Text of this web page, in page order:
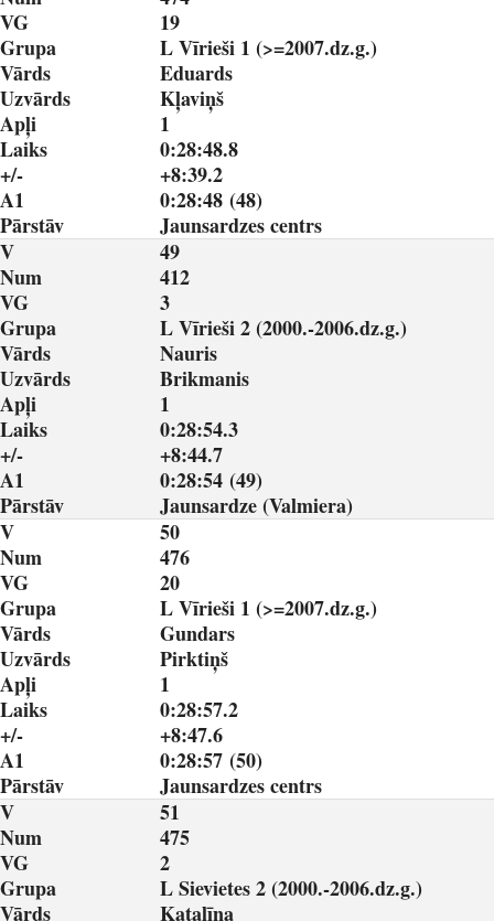
VG
19
Grupa
L Vīrieši 1 (>=2007.dz.g.)
Vārds
Eduards
Uzvārds
Kļaviņš
Apļi
1
Laiks
0:28:48.8
+/-
+8:39.2
A1
0:28:48 (48)
Pārstāv
Jaunsardzes centrs
V
49
Num
412
VG
3
Grupa
L Vīrieši 2 (2000.-2006.dz.g.)
Vārds
Nauris
Uzvārds
Brikmanis
Apļi
1
Laiks
0:28:54.3
+/-
+8:44.7
A1
0:28:54 (49)
Pārstāv
Jaunsardze (Valmiera)
V
50
Num
476
VG
20
Grupa
L Vīrieši 1 (>=2007.dz.g.)
Vārds
Gundars
Uzvārds
Pirktiņš
Apļi
1
Laiks
0:28:57.2
+/-
+8:47.6
A1
0:28:57 (50)
Pārstāv
Jaunsardzes centrs
V
51
Num
475
VG
2
Grupa
L Sievietes 2 (2000.-2006.dz.g.)
Vārds
Katalīna